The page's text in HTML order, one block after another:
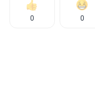
0 0